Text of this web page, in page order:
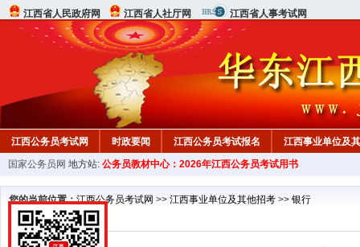
江西省人民政府网 江西省人社厅网 江西省人事考试网
江西公务员考试网 时政要闻 江西公务员考试报名 江西事业单位及
行测真题 在线咨询 教材中心
国家公务员网 地方站: 公务员教材中心：2026年江西公务员考试用书
您的当前位置：江西公务员考试网 >> 江西事业单位及其他招考 >> 银行